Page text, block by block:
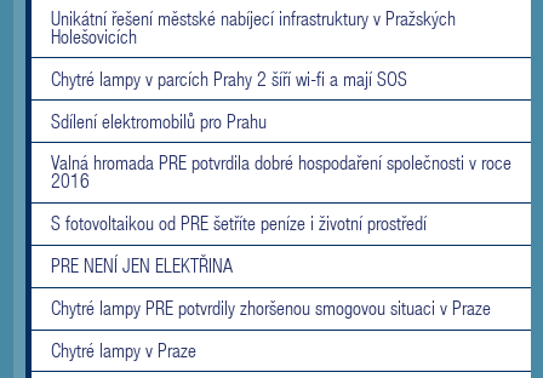
Unikátní řešení městské nabíjecí infrastruktury v Pražských
Holešovicích
Chytré lampy v parcích Prahy 2 šíří wi-fi a mají SOS
Sdílení elektromobilů pro Prahu
Valná hromada PRE potvrdila dobré hospodaření společnosti v roce
2016
S fotovoltaikou od PRE šetříte peníze i životní prostředí
PRE NENÍ JEN ELEKTŘINA
Chytré lampy PRE potvrdily zhoršenou smogovou situaci v Praze
Chytré lampy v Praze